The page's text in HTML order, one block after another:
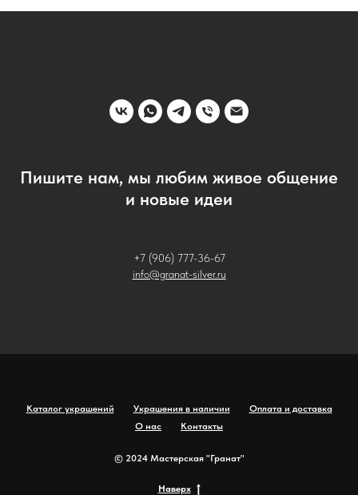
Пишите нам, мы любим живое общение
и новые идеи
+7 (906) 777-36-67
info@granat-silver.ru
Каталог украшений Украшения в наличии
Оплата и доставка
О нас
Контакты
© 2024 Мастерская "Гранат"
Наверх